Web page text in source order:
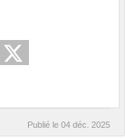
Publié le 04 déc. 2025